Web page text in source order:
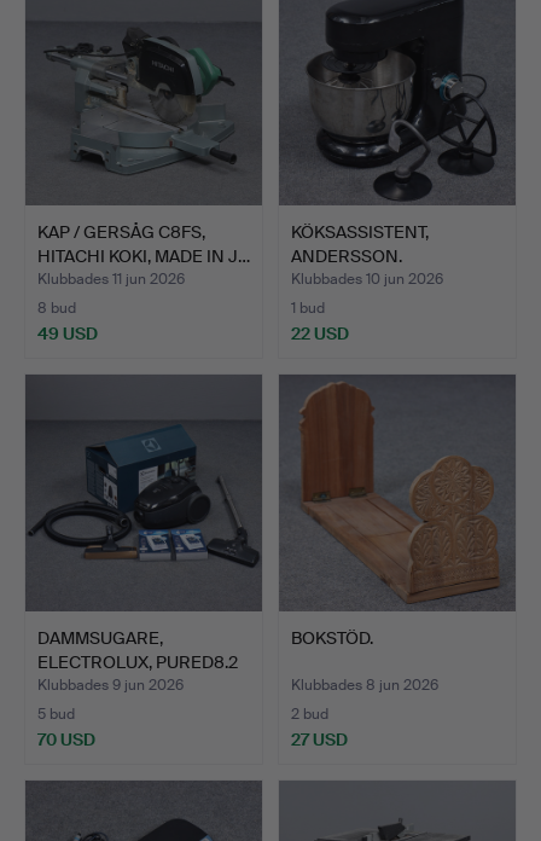
KAP / GERSÅG C8FS,
HITACHI KOKI, MADE IN J…
Klubbades 11 jun 2026
8 bud
49 USD
KÖKSASSISTENT,
ANDERSSON.
Klubbades 10 jun 2026
1 bud
22 USD
DAMMSUGARE,
ELECTROLUX, PURED8.2
SILENCE.
Klubbades 9 jun 2026
5 bud
70 USD
BOKSTÖD.
Klubbades 8 jun 2026
2 bud
27 USD